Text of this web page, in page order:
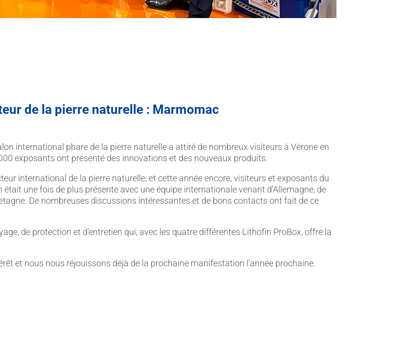
de la pierre naturelle : Marmomac
international phare de la pierre naturelle a attiré de nombreux visiteurs à Vérone en
exposants ont présenté des innovations et des nouveaux produits.
international de la pierre naturelle, et cette année encore, visiteurs et exposants du
une fois de plus présente avec une équipe internationale venant d'Allemagne, de
De nombreuses discussions intéressantes et de bons contacts ont fait de ce
de protection et d'entretien qui, avec les quatre différentes Lithofin ProBox, offre la
et nous nous réjouissons déjà de la prochaine manifestation l'année prochaine.